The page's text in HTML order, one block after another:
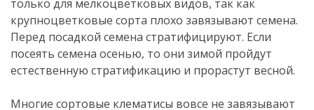
только для мелкоцветковых видов, так как
крупноцветковые сорта плохо завязывают семена.
Перед посадкой семена стратифицируют. Если
посеять семена осенью, то они зимой пройдут
естественную стратификацию и прорастут весной.
Многие сортовые клематисы вовсе не завязывают